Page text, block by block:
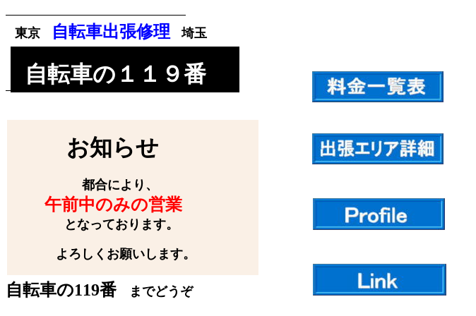
自転車の１１９番
お知らせ
都合により、
午前中のみの営業
となっております。
よろしくお願いします。
東京 自転車出張修理 埼玉
自転車出張修理のご用命、お問合せは、
自転車の119番 までどうぞ